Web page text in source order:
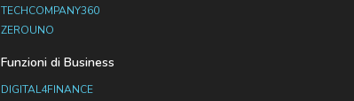
TECHCOMPANY360
ZEROUNO
Funzioni di Business
DIGITAL4FINANCE